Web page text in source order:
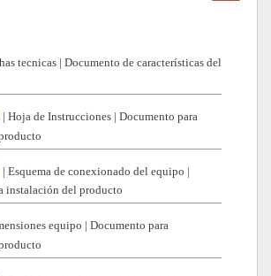
tecnicas | Documento de características del
| Hoja de Instrucciones | Documento para
| Esquema de conexionado del equipo |
instalación del producto
equipo | Documento para